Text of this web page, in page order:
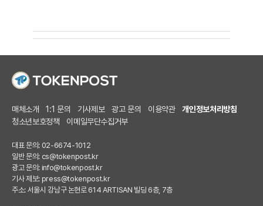
매체소개 1:1 문의 기사제보 광고 문의 이용약관
개인정보처리방침
청소년보호정책
이메일무단수집거부
대표 문의: 02-6674-1012
일반 문의: cs@tokenpost.kr
광고 문의: info@tokenpost.kr
기사 제보: press@tokenpost.kr
주소: 서울시 강남구 논현로 614 ARTISAN 빌딩 6층, 7층